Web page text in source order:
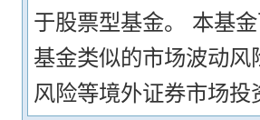
于股票型基金。 本基
基金类似的市场波动
风险等境外证券市场